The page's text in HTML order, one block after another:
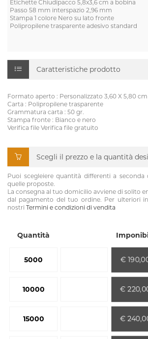
Etichette Chiudipacco 5,8x3,6 cm a bobina
Passo 58 mm interspazio 2,96 mm
Stampa 1 colore Nero su lato fronte
Polipropilene trasparente adesivo standard
Caratteristiche prodotto
Formato aperto : Personalizzato 3,60 X 5,80 cm
Carta : Polipropilene trasparente
Grammatura carta : 50 gr.
Stampa fronte : Bianco e nero
Verifica file Verifica file gratuito
Scegli il prezzo e la quantità
Puoi scegleiere quantità differenti a seconda
quelle proposte.
La consegna al tuo domicilio avviene di solito
dal pagamento del tuo ordine. Per ulteriori
nostri Termini e condizioni di vendita
Quantità
5000 €
10000 €
15000 €